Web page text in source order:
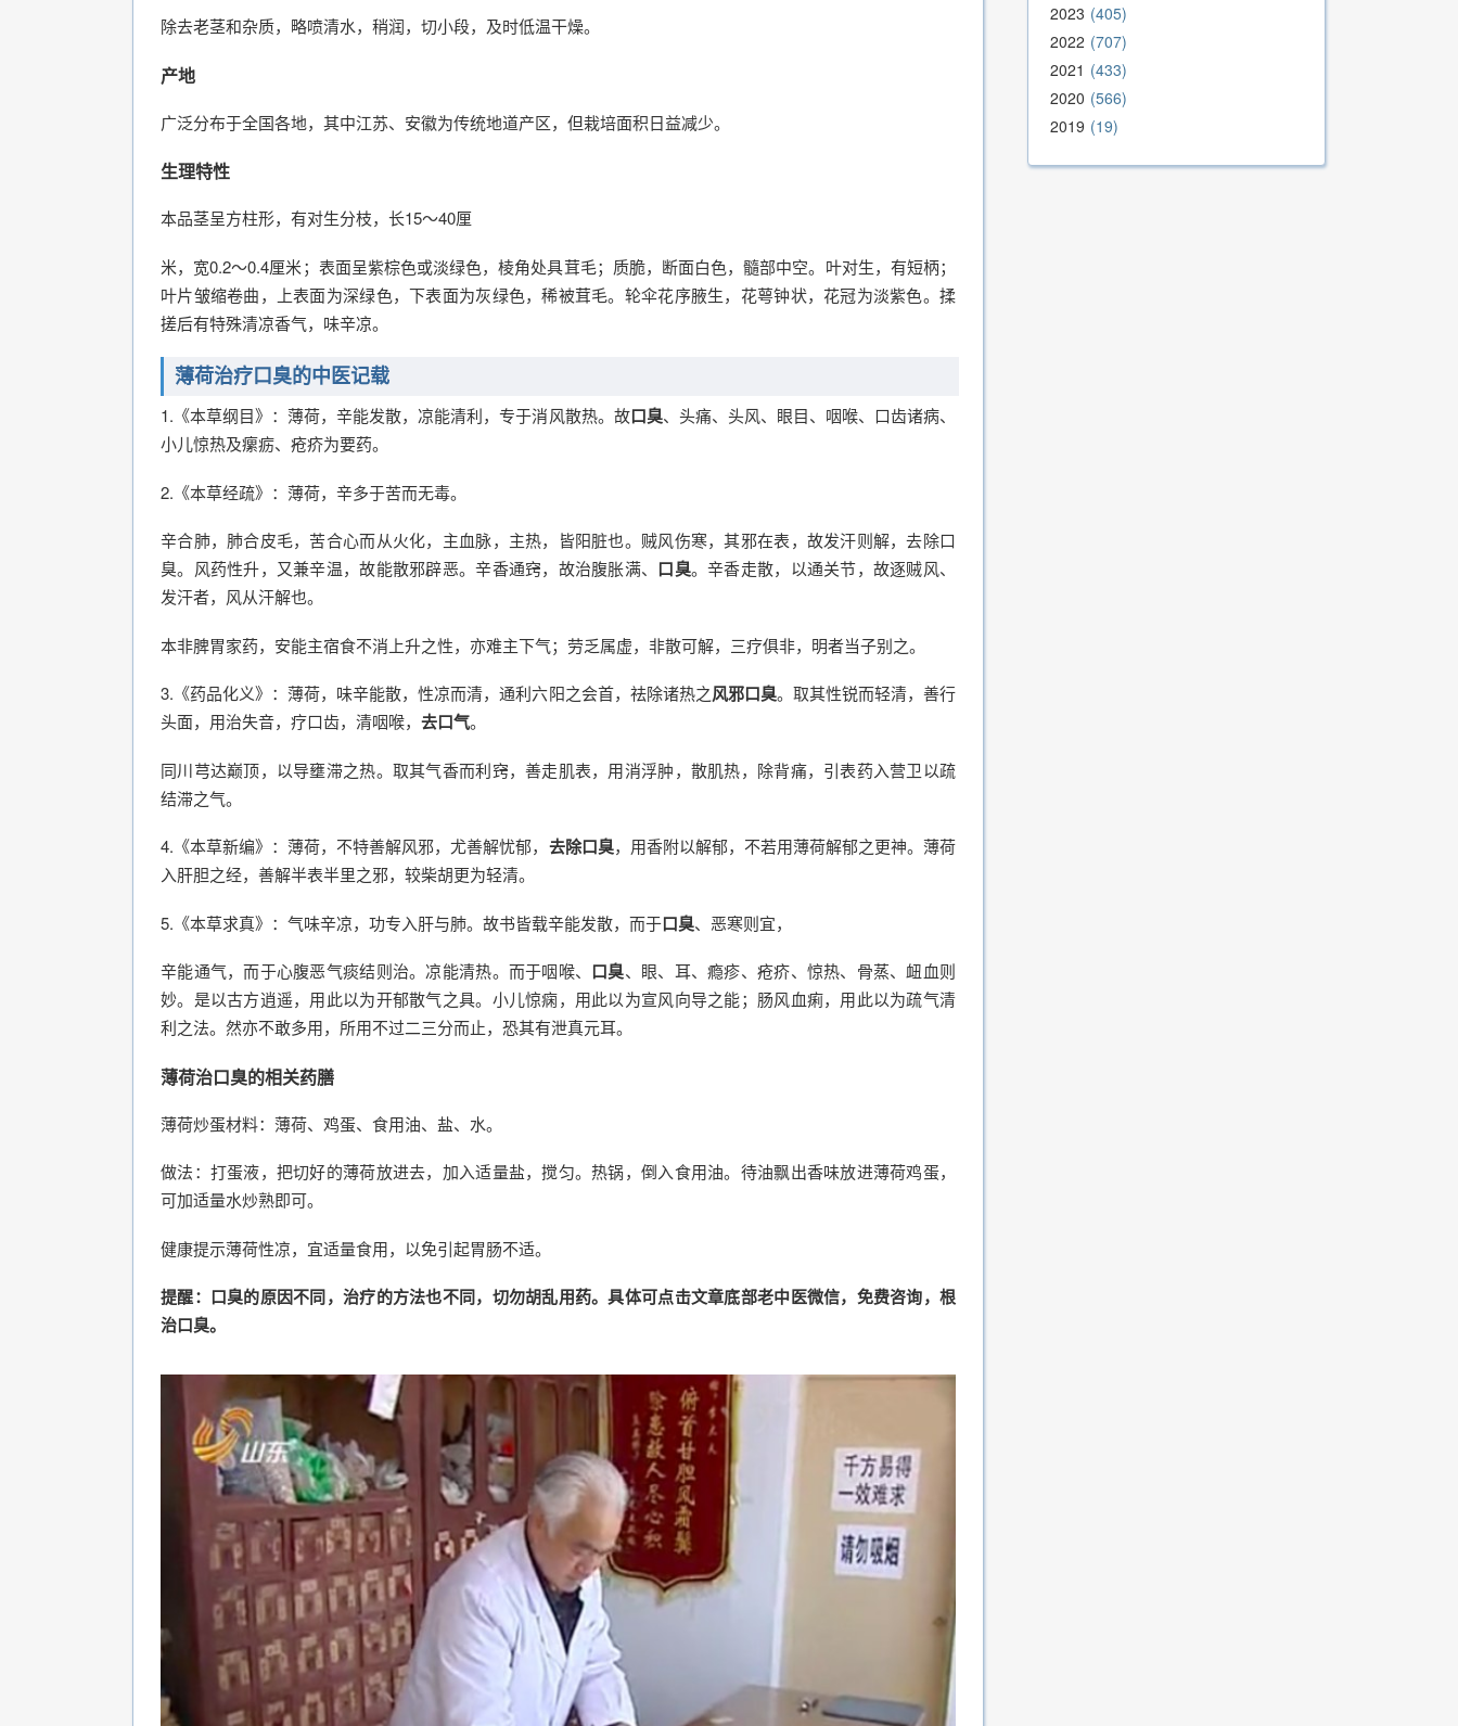
除去老茎和杂质，略喷清水，稍润，切小段，及时低温干燥。
产地
广泛分布于全国各地，其中江苏、安徽为传统地道产区，但栽培面积日益减少。
生理特性
本品茎呈方柱形，有对生分枝，长15～40厘
米，宽0.2～0.4厘米；表面呈紫棕色或淡绿色，棱角处具茸毛；质脆，断面白色，髓部中空。叶对生，有短柄；
叶片皱缩卷曲，上表面为深绿色，下表面为灰绿色，稀被茸毛。轮伞花序腋生，花萼钟状，花冠为淡紫色。揉
搓后有特殊清凉香气，味辛凉。
薄荷治疗口臭的中医记载
1.《本草纲目》：薄荷，辛能发散，凉能清利，专于消风散热。故口臭、头痛、头风、眼目、咽喉、口齿诸病、
小儿惊热及瘰疬、疮疥为要药。
2.《本草经疏》：薄荷，辛多于苦而无毒。
辛合肺，肺合皮毛，苦合心而从火化，主血脉，主热，皆阳脏也。贼风伤寒，其邪在表，故发汗则解，去除口
臭。风药性升，又兼辛温，故能散邪辟恶。辛香通窍，故治腹胀满、 口臭。辛香走散，以通关节，故逐贼风、
发汗者，风从汗解也。
本非脾胃家药，安能主宿食不消上升之性，亦难主下气；劳乏属虚，非散可解，三疗俱非，明者当子别之。
3.《药品化义》：薄荷，味辛能散，性凉而清，通利六阳之会首，祛除诸热之风邪口臭。取其性锐而轻清，善行
头面，用治失音，疗口齿，清咽喉， 去口气。
同川芎达巅顶，以导壅滞之热。取其气香而利窍，善走肌表，用消浮肿，散肌热，除背痛，引表药入营卫以疏
结滞之气。
4.《本草新编》：薄荷，不特善解风邪，尤善解忧郁， 去除口臭，用香附以解郁，不若用薄荷解郁之更神。薄荷
入肝胆之经，善解半表半里之邪，较柴胡更为轻清。
5.《本草求真》：气味辛凉，功专入肝与肺。故书皆载辛能发散，而于口臭、恶寒则宜，
辛能通气，而于心腹恶气痰结则治。凉能清热。而于咽喉、 口臭、眼、耳、瘾疹、疮疥、惊热、骨蒸、衄血则
妙。是以古方逍遥，用此以为开郁散气之具。小儿惊痫，用此以为宣风向导之能；肠风血痢，用此以为疏气清
利之法。然亦不敢多用，所用不过二三分而止，恐其有泄真元耳。
薄荷治口臭的相关药膳
薄荷炒蛋材料：薄荷、鸡蛋、食用油、盐、水。
做法：打蛋液，把切好的薄荷放进去，加入适量盐，搅匀。热锅，倒入食用油。待油飘出香味放进薄荷鸡蛋，
可加适量水炒熟即可。
健康提示薄荷性凉，宜适量食用，以免引起胃肠不适。
提醒：口臭的原因不同，治疗的方法也不同，切勿胡乱用药。具体可点击文章底部老中医微信，免费咨询，根
治口臭。
2023 405
2022 707
2021
433
2020 566
2019 19